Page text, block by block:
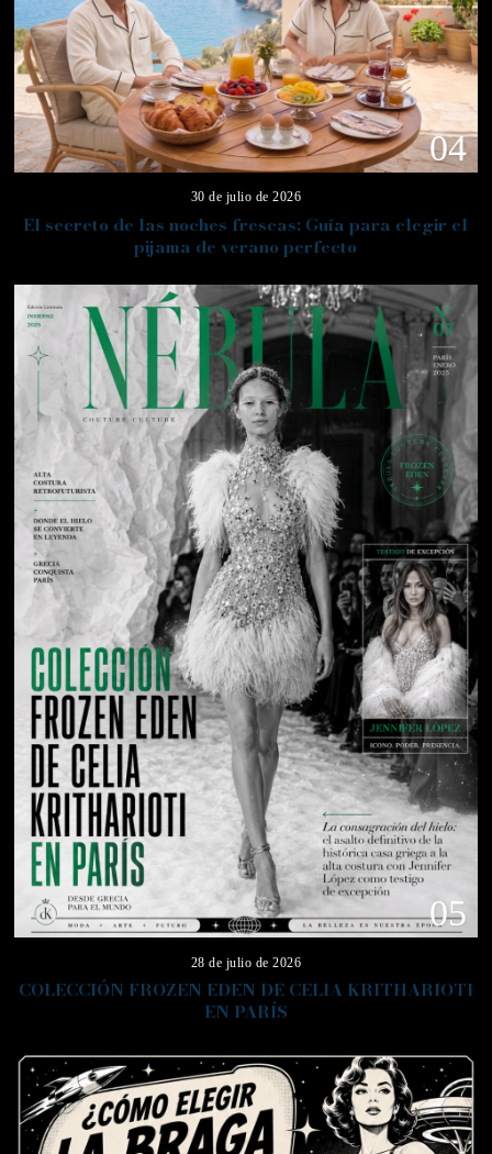
04
30 de julio de 2026
El secreto de las noches frescas: Guía para elegir el
pijama de verano perfecto
05
28 de julio de 2026
COLECCIÓN FROZEN EDEN DE CELIA KRITHARIOTI
EN PARÍS